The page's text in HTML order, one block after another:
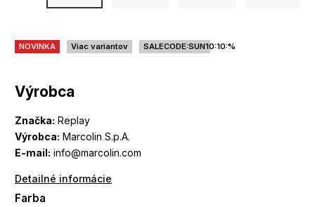
Výrobca
Značka: Replay
Výrobca: Marcolin S.p.A.
E-mail: info@marcolin.com
Detailné informácie
NOVINKA Viac variantov SALECODE:SUN10:10:%
Farba